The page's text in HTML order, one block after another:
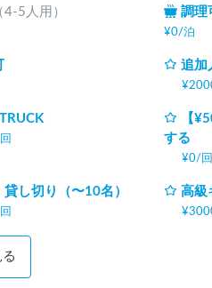
5人用） 調理
¥0/泊
追加
¥
回
【
する
¥0/ 回
貸し切り（〜10名）
回
高級
¥